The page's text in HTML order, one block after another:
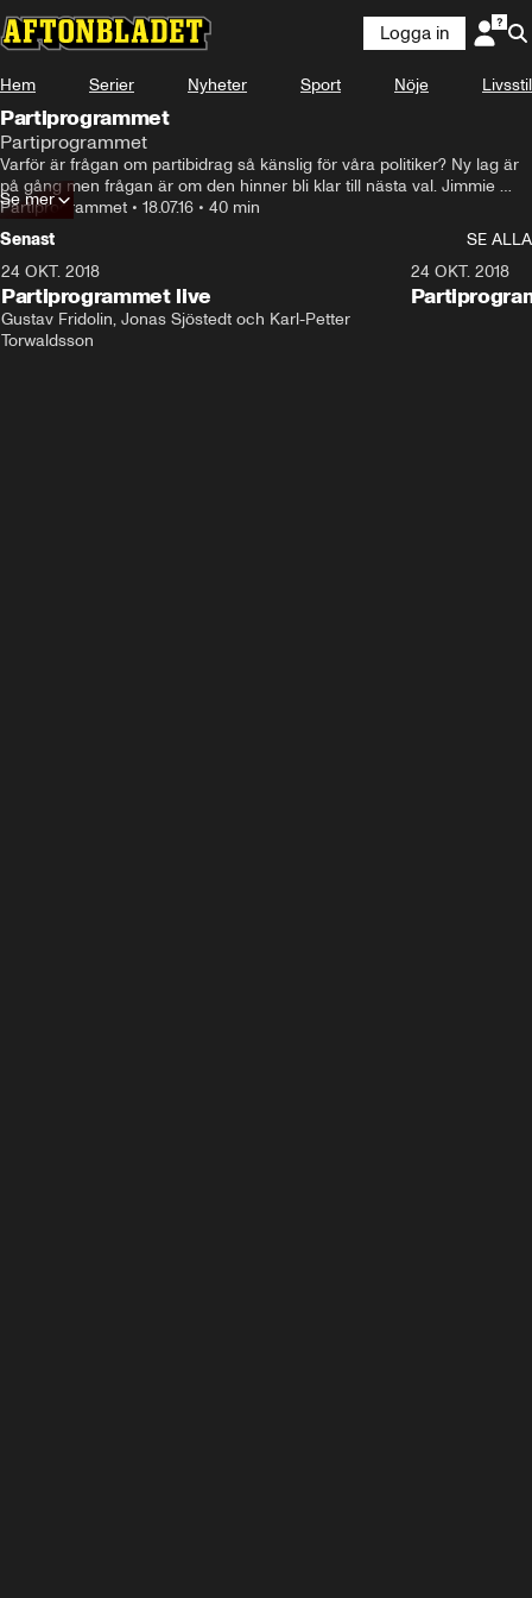
Logga in
Hem Serier Nyheter Sport Nöje Livsstil
Partiprogrammet
Partiprogrammet
Varför är frågan om partibidrag så känslig för våra politiker? Ny lag är
på gång men frågan är om den hinner bli klar till nästa val. Jimmie
Åkesson intervjuas av Lena Mellin. I studion: Kent Persson, Carin
Jämtin och Anders Lindberg.
Partiprogrammet • 18.07.16 • 40 min
Se mer
Senast
SE ALLA
24 OKT. 2018
Partiprogrammet live
Gustav Fridolin, Jonas Sjöstedt och Karl-Petter
Torwaldsson
24 OKT. 2018